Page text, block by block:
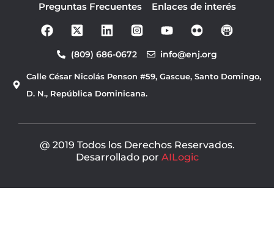
Preguntas Frecuentes
Enlaces de interés
F
a
b
o
o
o
t
b
(809) 686-0672 info@enj.org
Calle César Nicolás Penson #59, Gascue, Santo Domingo,
D. N., República Dominicana.
@ 2019 Todos los Derechos Reservados.
Desarrollado por AILogic